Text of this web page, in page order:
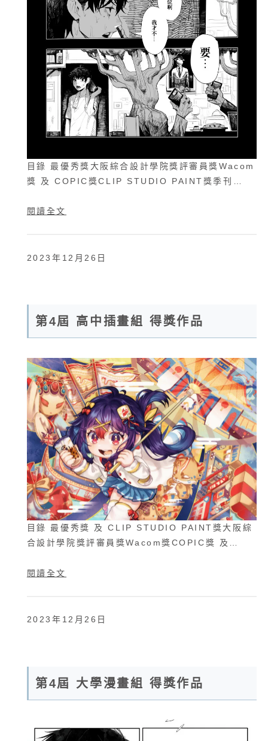
目錄 最優秀獎大阪綜合設計學院獎評審員獎Wacom
獎 及 COPIC獎CLIP STUDIO PAINT獎季刊…
閱讀全文
2023年12月26日
第4屆 高中插畫組 得獎作品
目錄 最優秀獎 及 CLIP STUDIO PAINT獎大阪綜
合設計學院獎評審員獎Wacom獎COPIC獎 及…
閱讀全文
2023年12月26日
第4屆 大學漫畫組 得獎作品